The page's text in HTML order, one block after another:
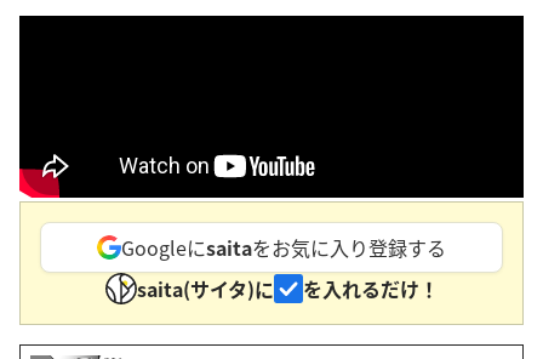
Googleにsaitaをお気に入り登録する
saita(サイタ)に
を入れるだけ！